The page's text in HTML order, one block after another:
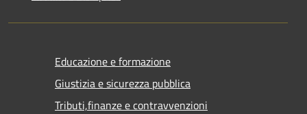
Educazione e formazione
Giustizia e sicurezza pubblica
Tributi,finanze e contravvenzioni